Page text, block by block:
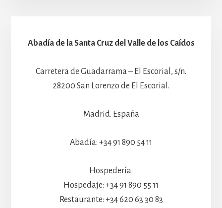
Abadía de la Santa Cruz del Valle de los Caídos
Carretera de Guadarrama – El Escorial, s/n.
28200 San Lorenzo de El Escorial.
Madrid. España
Abadía: +34 91 890 54 11
Hospedería:
Hospedaje: +34 91 890 55 11
Restaurante: +34 620 63 30 83